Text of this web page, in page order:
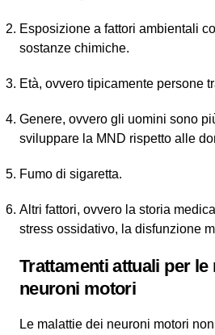
Esposizione a fattori ambientali
sostanze chimiche.
Età, ovvero tipicamente persone
Genere, ovvero gli uomini sono
sviluppare la MND rispetto alle
Fumo di sigaretta.
Altri fattori, ovvero la storia
stress ossidativo, la disfunzione
Trattamenti attuali per le
neuroni motori
Le malattie dei neuroni motori